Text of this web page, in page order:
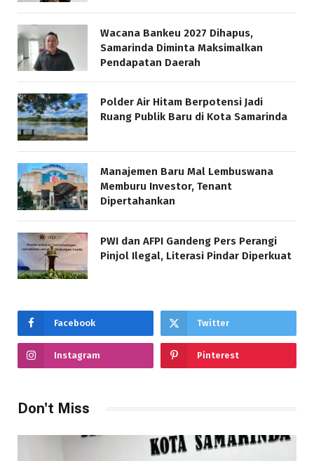
Wacana Bankeu 2027 Dihapus,
Samarinda Diminta Maksimalkan
Pendapatan Daerah
Polder Air Hitam Berpotensi Jadi
Ruang Publik Baru di Kota Samarinda
Manajemen Baru Mal Lembuswana
Memburu Investor, Tenant
Dipertahankan
PWI dan AFPI Gandeng Pers Perangi
Pinjol Ilegal, Literasi Pindar Diperkuat
Facebook Twitter
Instagram Pinterest
Don't Miss